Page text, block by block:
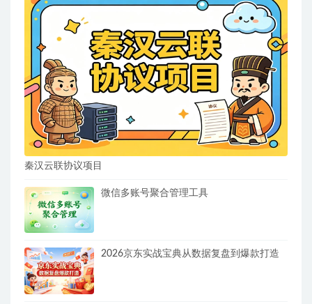
秦汉云联协议项目
微信多账号聚合管理工具
2026京东实战宝典从数据复盘到爆款打造